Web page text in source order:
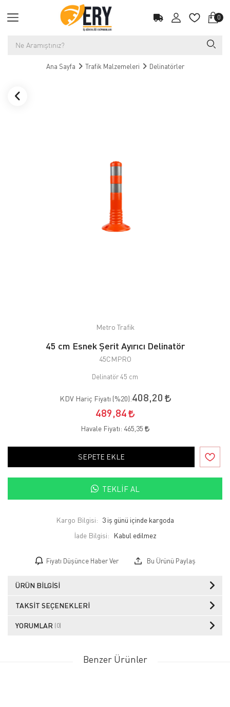
0
Ana Sayfa Trafik Malzemeleri Delinatörler
Metro Trafik
45 cm Esnek Şerit Ayırıcı Delinatör
45CMPRO
Delinatör 45 cm
KDV Hariç Fiyatı (%20):408,20
489,84
Havale Fiyatı: 465,35
SEPETE EKLE
TEKLIF AL
Kargo Bilgisi: 3 iş günü içinde kargoda
İade Bilgisi:
Fiyatı Düşünce Haber Ver Bu Ürünü Paylaş
ÜRÜN BILGISI
TAKSIT SEÇENEKLERI
YORUMLAR (0)
Benzer Ürünler